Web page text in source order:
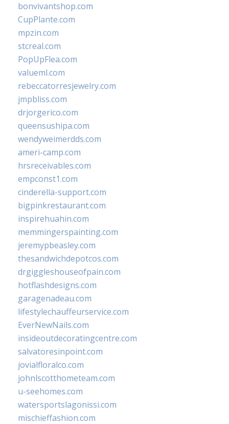
bonvivantshop.com
CupPlante.com
mpzin.com
stcreal.com
PopUpFlea.com
valueml.com
rebeccatorresjewelry.com
jmpbliss.com
drjorgerico.com
queensushipa.com
wendyweimerdds.com
ameri-camp.com
hrsreceivables.com
empconst1.com
cinderella-support.com
bigpinkrestaurant.com
inspirehuahin.com
memmingerspainting.com
jeremypbeasley.com
thesandwichdepotcos.com
drgiggleshouseofpain.com
hotflashdesigns.com
garagenadeau.com
lifestylechauffeurservice.com
EverNewNails.com
insideoutdecoratingcentre.com
salvatoresinpoint.com
jovialfloralco.com
johnlscotthometeam.com
u-seehomes.com
watersportslagonissi.com
mischieffashion.com